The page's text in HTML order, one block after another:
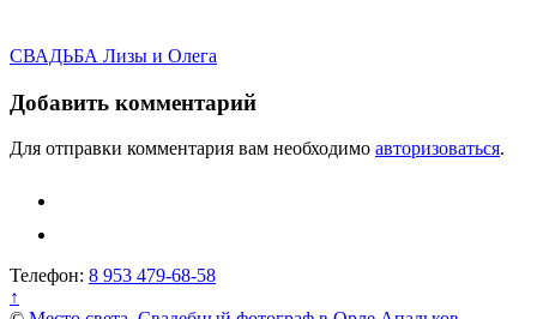
Навигация
по
записям
СВАДЬБА Лизы и Олега
Добавить комментарий
Для отправки комментария вам необходимо авторизоваться.
Телефон: 8 953 479-68-58
↑